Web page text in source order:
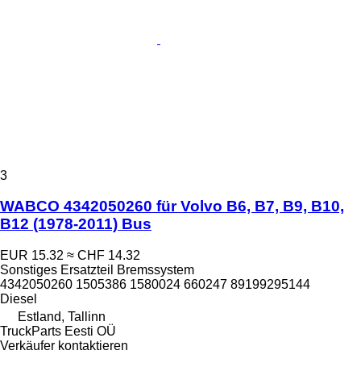
3
WABCO 4342050260 für Volvo B6, B7, B9, B10,
B12 (1978-2011) Bus
EUR 15.32 ≈ CHF 14.32
Sonstiges Ersatzteil Bremssystem
4342050260 1505386 1580024 660247 89199295144
Diesel
Estland, Tallinn
TruckParts Eesti OÜ
Verkäufer kontaktieren